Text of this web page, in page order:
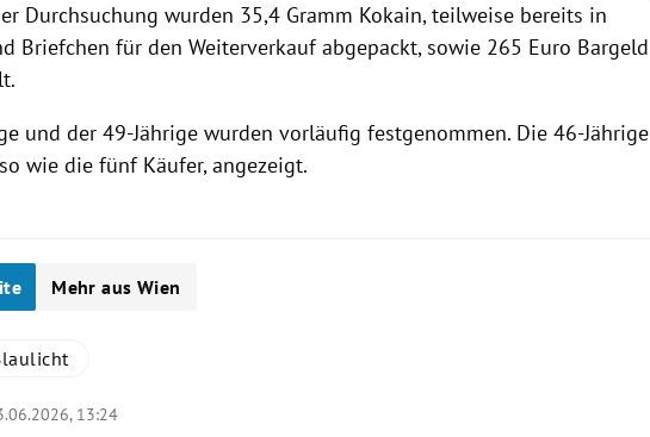
Durchsuchung wurden 35,4 Gramm Kokain, teilweise bereits in
Briefchen für den Weiterverkauf abgepackt, sowie 265 Euro Bargeld
und der 49-Jährige wurden vorläufig festgenommen. Die 46-Jährige
wie die fünf Käufer, angezeigt.
Mehr aus Wien
13:24